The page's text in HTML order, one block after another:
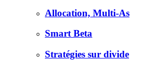
Allocation, Multi-As
Smart Beta
Stratégies sur divide